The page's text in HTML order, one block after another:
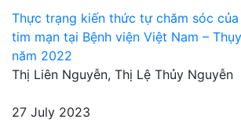
Thực trạng kiến thức tự chăm sóc
tim mạn tại Bệnh viện Việt Nam –
năm 2022
Thị Liên Nguyễn, Thị Lệ Thủy Nguyễn
27 July 2023